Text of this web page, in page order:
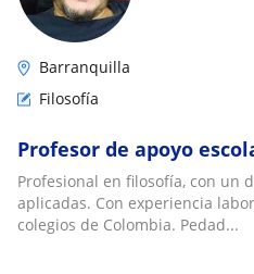
Barranquilla
Filosofía
Profesor de apoyo
Profesional en filosofía, con un
aplicadas. Con experiencia
colegios de Colombia. Pedad...